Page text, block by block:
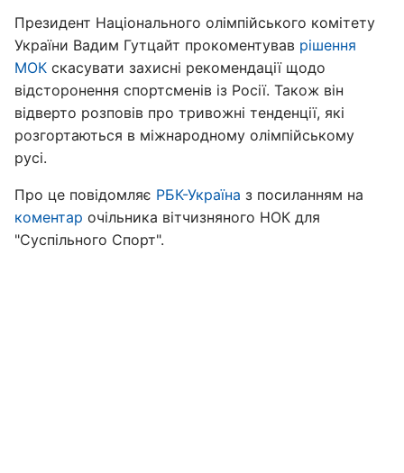
Президент Національного олімпійського комітету
України Вадим Гутцайт прокоментував рішення
МОК скасувати захисні рекомендації щодо
відсторонення спортсменів із Росії. Також він
відверто розповів про тривожні тенденції, які
розгортаються в міжнародному олімпійському
русі.
Про це повідомляє РБК-Україна з посиланням на
коментар очільника вітчизняного НОК для
"Суспільного Спорт".